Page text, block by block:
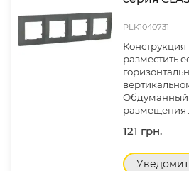
PLK1040731
разместить
Обдуманный
размещения
121 грн.